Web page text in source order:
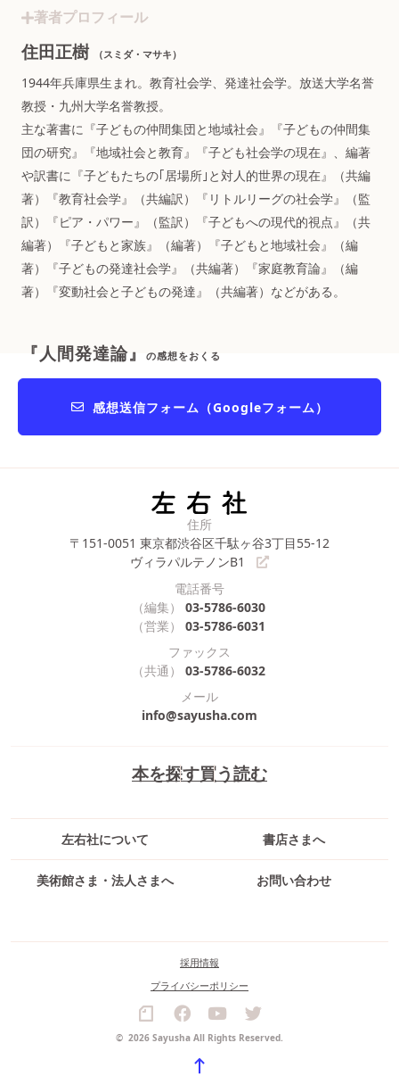
著者プロフィール
住田正樹 （スミダ・マサキ）
1944年兵庫県生まれ。教育社会学、発達社会学。放送大学名誉
教授・九州大学名誉教授。
主な著書に『子どもの仲間集団と地域社会』『子どもの仲間集
団の研究』『地域社会と教育』『子ども社会学の現在』、編著
や訳書に『子どもたちの｢居場所｣と対人的世界の現在』（共編
著）『教育社会学』（共編訳）『リトルリーグの社会学』（監
訳）『ピア・パワー』（監訳）『子どもへの現代的視点』（共
編著）『子どもと家族』（編著）『子どもと地域社会』（編
著）『子どもの発達社会学』（共編著）『家庭教育論』（編
著）『変動社会と子どもの発達』（共編著）などがある。
『人間発達論』 の感想をおくる
感想送信フォーム（Googleフォーム）
本を探す買う読む
左右社について 書店さまへ
美術館さま・法人さまへ お問い合わせ
採用情報
プライバシーポリシー
住所
〒151-0051 東京都渋谷区千駄ヶ谷3丁目55-12
ヴィラパルテノンB1
電話番号
（編集）
03-5786-6030
（営業）
03-5786-6031
ファックス
（共通）
03-5786-6032
メール
info@sayusha.com
© 2026 Sayusha All Rights Reserved.